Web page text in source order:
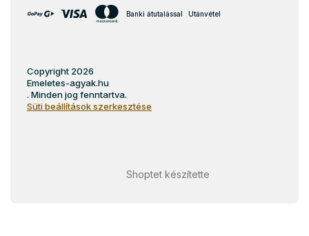
Banki átutalással Utánvétel
Shoptet készítette
Copyright 2026
Emeletes-agyak.hu
. Minden jog fenntartva.
Süti beállítások szerkesztése